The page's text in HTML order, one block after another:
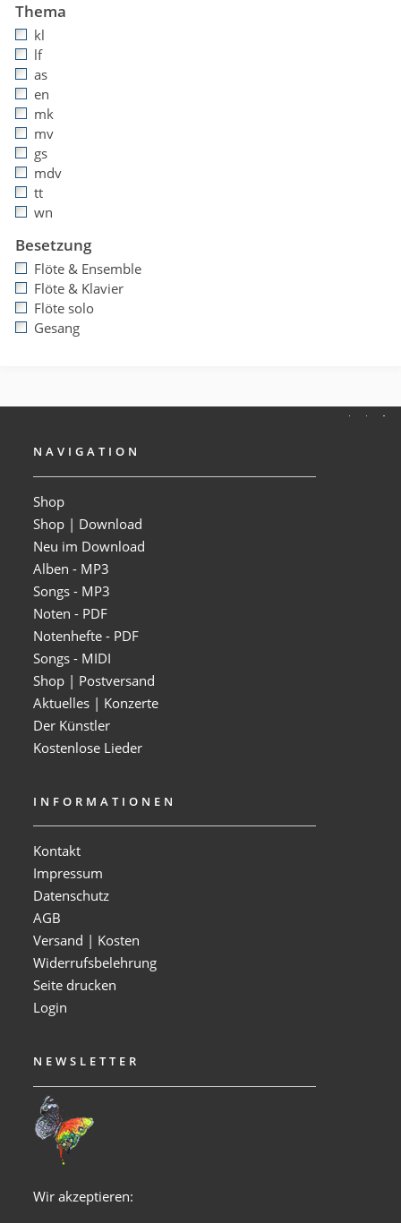
Thema
kl
lf
as
en
mk
mv
gs
mdv
tt
wn
Besetzung
Flöte & Ensemble
Flöte & Klavier
Flöte solo
Gesang
NAVIGATION
Shop
Shop | Download
Neu im Download
Alben - MP3
Songs - MP3
Noten - PDF
Notenhefte - PDF
Songs - MIDI
Shop | Postversand
Aktuelles | Konzerte
Der Künstler
Kostenlose Lieder
INFORMATIONEN
Kontakt
Impressum
Datenschutz
AGB
Versand | Kosten
Widerrufsbelehrung
Seite drucken
Login
NEWSLETTER
Wir akzeptieren: